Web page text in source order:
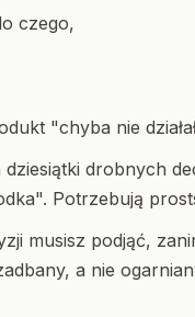
czego,
"chyba nie
drobnych
Potrzebują
musisz podjąć,
a nie